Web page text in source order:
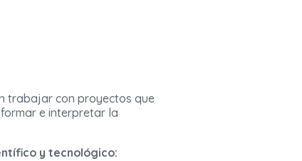
trabajar con proyectos que
e interpretar la
y tecnológico: